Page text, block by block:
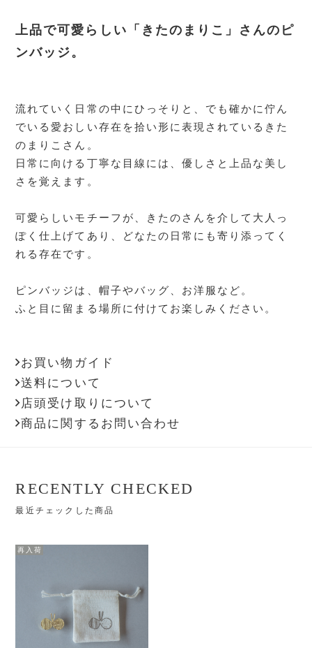
上品で可愛らしい「きたのまりこ」さんのピ
ンバッジ。
流れていく日常の中にひっそりと、でも確かに佇ん
でいる愛おしい存在を拾い形に表現されているきた
のまりこさん。
日常に向ける丁寧な目線には、優しさと上品な美し
さを覚えます。
可愛らしいモチーフが、きたのさんを介して大人っ
ぽく仕上げてあり、どなたの日常にも寄り添ってく
れる存在です。
ピンバッジは、帽子やバッグ、お洋服など。
ふと目に留まる場所に付けてお楽しみください。
お買い物ガイド
送料について
店頭受け取りについて
商品に関するお問い合わせ
RECENTLY CHECKED
最近チェックした商品